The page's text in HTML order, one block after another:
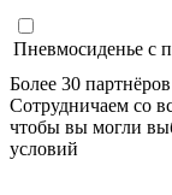
Пневмосиденье с
Более 30
Сотрудничаем со
чтобы вы могли
условий